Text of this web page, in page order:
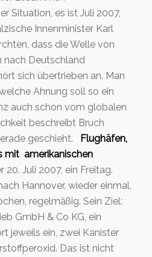
Situation, es ist Juli 2007,
Innenminister Karl
dass die Welle von
Deutschland
sich übertrieben an. Man
Ahnung soll so ein
auch schon vom globalen
beschreibt Bruch
geschieht.
Flughäfen,
mit amerikanischen
20. Juli 2007, ein Freitag.
Hannover, wieder einmal.
regelmäßig. Sein Ziel:
GmbH & Co KG, ein
jeweils ein, zwei Kanister
Das ist nicht